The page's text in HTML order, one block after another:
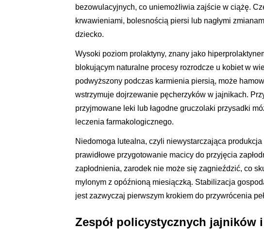
bezowulacyjnych, co uniemożliwia zajście w ciążę.
krwawieniami, bolesnością piersi lub nagłymi
dziecko.
Wysoki poziom prolaktyny, znany jako
blokującym naturalne procesy rozrodcze u kobiet w
podwyższony podczas karmienia piersią, może
wstrzymuje dojrzewanie pęcherzyków w jajnikach.
przyjmowane leki lub łagodne gruczolaki przysadki
leczenia farmakologicznego.
Niedomoga lutealna, czyli niewystarczająca
prawidłowe przygotowanie macicy do przyjęcia
zapłodnienia, zarodek nie może się zagnieździć, co
mylonym z opóźnioną miesiączką. Stabilizacja
jest zazwyczaj pierwszym krokiem do przywrócenia
Zespół policystycznych jajników